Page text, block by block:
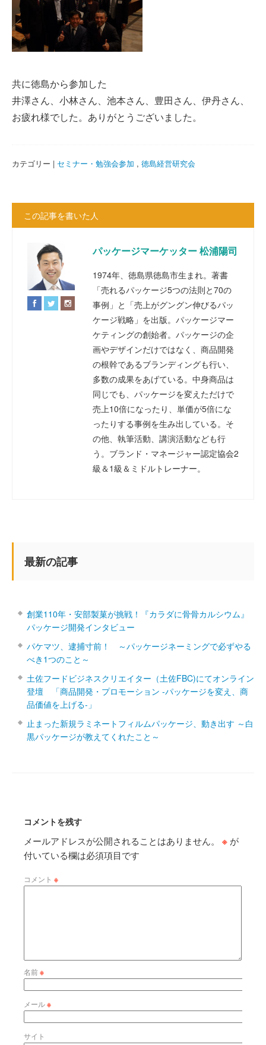
共に徳島から参加した
井澤さん、小林さん、池本さん、豊田さん、伊丹さん、
お疲れ様でした。ありがとうございました。
カテゴリー | セミナー・勉強会参加 , 徳島経営研究会
この記事を書いた人
パッケージマーケッター 松浦陽司
1974年、徳島県徳島市生まれ。著書
「売れるパッケージ5つの法則と70の
事例」と「売上がグングン伸びるパッ
ケージ戦略」を出版。パッケージマー
ケティングの創始者。パッケージの企
画やデザインだけではなく、商品開発
の根幹であるブランディングも行い、
多数の成果をあげている。中身商品は
同じでも、パッケージを変えただけで
売上10倍になったり、単価が5倍にな
ったりする事例を生み出している。そ
の他、執筆活動、講演活動なども行
う。ブランド・マネージャー認定協会2
級＆1級＆ミドルトレーナー。
最新の記事
創業110年・安部製菓が挑戦！『カラダに骨骨カルシウム』
パッケージ開発インタビュー
パケマツ、逮捕寸前！ ～パッケージネーミングで必ずやる
べき1つのこと～
土佐フードビジネスクリエイター（土佐FBC)にてオンライン
登壇 「商品開発・プロモーション ‐パッケージを変え、商
品価値を上げる‐」
止まった新規ラミネートフィルムパッケージ、動き出す ～白
黒パッケージが教えてくれたこと～
コメントを残す
メールアドレスが公開されることはありません。 ※ が
付いている欄は必須項目です
コメント ※
名前※
メール※
サイト